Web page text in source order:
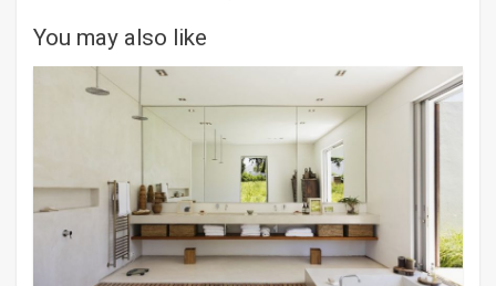
You may also like